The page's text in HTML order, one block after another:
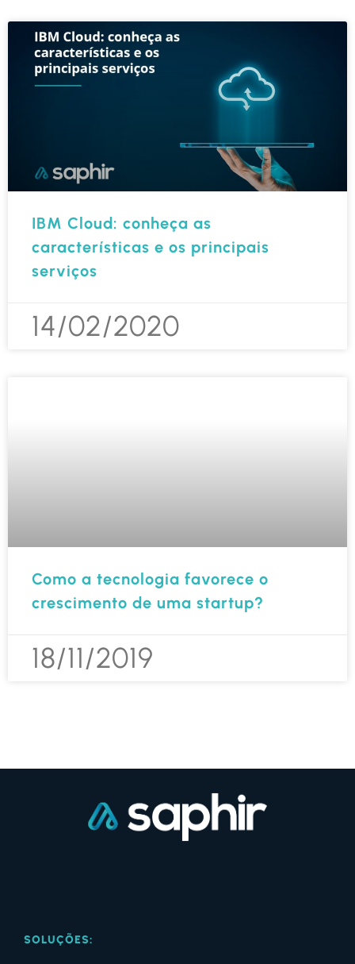
IBM Cloud: conheça as
características e os principais
serviços
14/02/2020
Como a tecnologia favorece o
crescimento de uma startup?
18/11/2019
SOLUÇÕES: